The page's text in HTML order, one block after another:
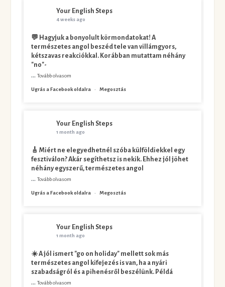
Your English Steps
4 weeks ago
💬 Hagyjuk a bonyolult körmondatokat! A
természetes angol beszéd tele van villámgyors,
kétszavas reakciókkal. Korábban mutattam néhány
"no"-
...Tovább olvasom
Ugrás a Facebook oldalra · Megosztás
Your English Steps
1 month ago
🎸 Miért ne elegyedhetnél szóba külföldiekkel egy
fesztiválon? Akár segíthetsz is nekik. Ehhez jól jöhet
néhány egyszerű, természetes angol
...Tovább olvasom
Ugrás a Facebook oldalra · Megosztás
Your English Steps
1 month ago
☀️ A jól ismert "go on holiday" mellett sok más
természetes angol kifejezés is van, ha a nyári
szabadságról és a pihenésről beszélünk. Példá
...Tovább olvasom